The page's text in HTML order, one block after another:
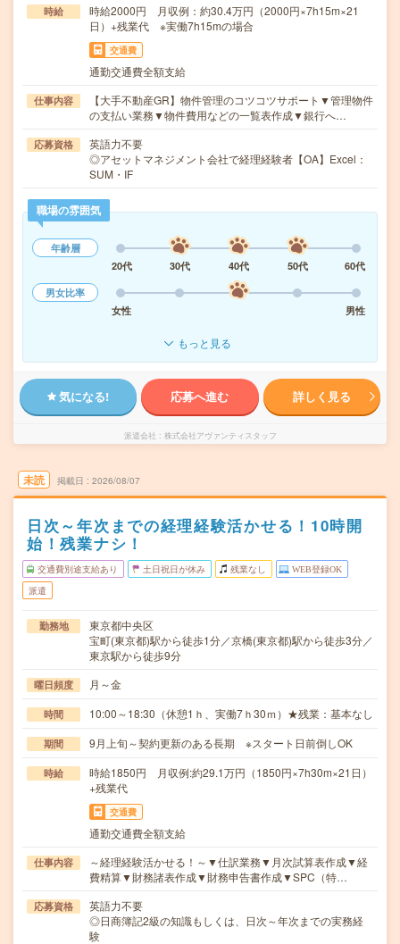
時給
時給2000円 月収例：約30.4万円（2000円×7h15m×21
日）+残業代 ※実働7h15mの場合
交通費
通勤交通費全額支給
仕事内容
【大手不動産GR】物件管理のコツコツサポート▼管理物件
の支払い業務▼物件費用などの一覧表作成▼銀行へ…
応募資格
英語力不要
◎アセットマネジメント会社で経理経験者【OA】Excel：
SUM・IF
職場の雰囲気
年齢層
20代
30代 40代 50代
60代
男女比率
女性
男性
もっと見る
気になる! 応募へ進む 詳しく見る
派遣会社 株式会社アヴァンティスタッフ
未読 掲載日 2026/08/07
日次～年次までの経理経験活かせる！10時開
始！残業ナシ！
交通費別途支給あり 土日祝日が休み 残業なし WEB登録OK
派遣
勤務地
東京都中央区
宝町(東京都)駅から徒歩1分／京橋(東京都)駅から徒歩3分／
東京駅から徒歩9分
曜日頻度 月～金
時間 10:00～18:30（休憩1ｈ、実働7ｈ30ｍ）★残業：基本なし
期間 9月上旬～契約更新のある長期 ※スタート日前倒しOK
時給
時給1850円 月収例:約29.1万円（1850円×7h30m×21日）
+残業代
交通費
通勤交通費全額支給
仕事内容
～経理経験活かせる！～▼仕訳業務▼月次試算表作成▼経
費精算▼財務諸表作成▼財務申告書作成▼SPC（特…
応募資格
英語力不要
◎日商簿記2級の知識もしくは、日次～年次までの実務経
験